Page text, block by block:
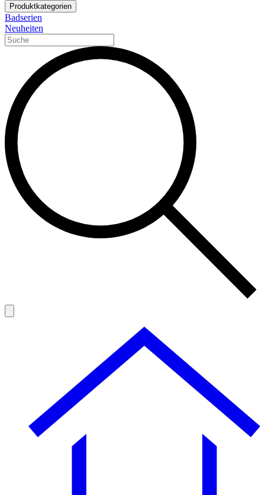
Produktkategorien
Badserien
Neuheiten